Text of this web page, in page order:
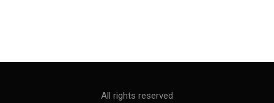
All rights reserved